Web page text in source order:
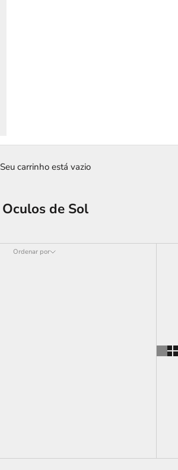
Seu carrinho está vazio
Oculos de Sol
Ordenar por